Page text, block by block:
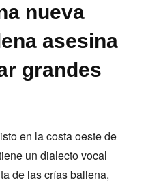
nueva
asesina
grandes
en la costa oeste de
un dialecto vocal
de las crías ballena,